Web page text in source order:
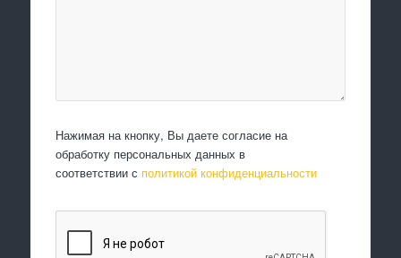
Нажимая на кнопку, Вы даете согласие на
обработку персональных данных в
соответствии с политикой конфиденциальности